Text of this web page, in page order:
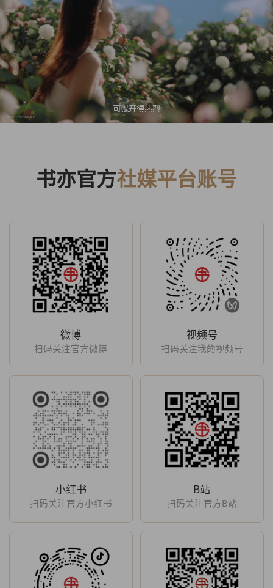
书亦官方社媒平台账号
微博
扫码关注官方微博
视频号
扫码关注我的视频号
小红书
扫码关注官方小红书
B站
扫码关注官方B站